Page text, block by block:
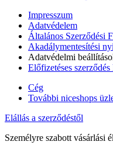
Impresszum
Adatvédelem
Általános Szerződési
Akadálymentesítési
Adatvédelmi
Előfizetéses
Cég
További niceshops
Elállás a szerződéstől
Személyre szabott vásárlási